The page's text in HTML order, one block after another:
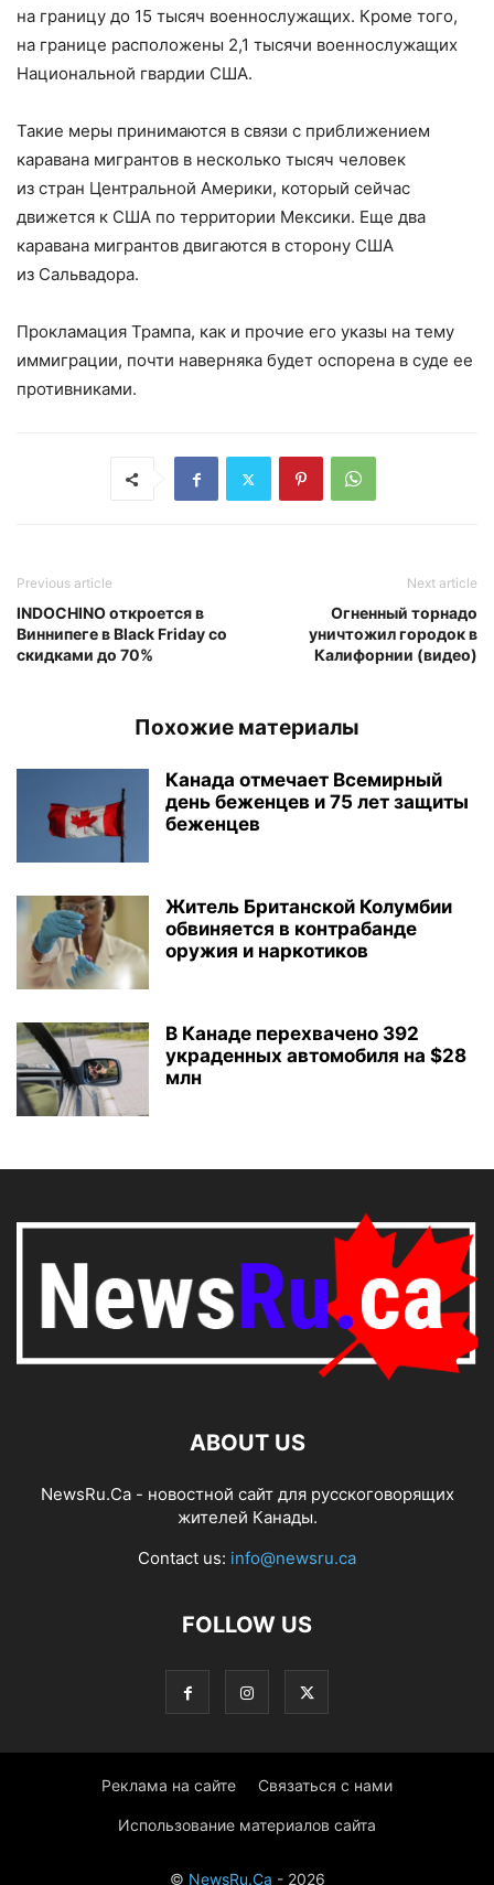
на границу до 15 тысяч военнослужащих. Кроме того,
на границе расположены 2,1 тысячи военнослужащих
Национальной гвардии США.
Такие меры принимаются в связи с приближением
каравана мигрантов в несколько тысяч человек
из стран Центральной Америки, который сейчас
движется к США по территории Мексики. Еще два
каравана мигрантов двигаются в сторону США
из Сальвадора.
Прокламация Трампа, как и прочие его указы на тему
иммиграции, почти наверняка будет оспорена в суде ее
противниками.
Previous article
INDOCHINO откроется в
Виннипеге в Black Friday со
скидками до 70%
Next article
Огненный торнадо
уничтожил городок в
Калифорнии (видео)
Похожие материалы
Канада отмечает Всемирный
день беженцев и 75 лет защиты
беженцев
Житель Британской Колумбии
обвиняется в контрабанде
оружия и наркотиков
В Канаде перехвачено 392
украденных автомобиля на $28
млн
ABOUT US
NewsRu.Ca - новостной сайт для русскоговорящих
жителей Канады.
Contact us: info@newsru.ca
FOLLOW US
Реклама на сайте Связаться с нами
Использование материалов сайта
© NewsRu.Ca - 2026